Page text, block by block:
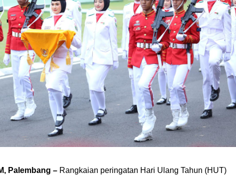
Palembang – Rangkaian peringatan Hari Ulang Tahun (HUT)